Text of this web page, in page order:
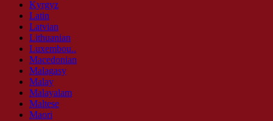
Kyrgyz
Latin
Latvian
Lithuanian
Luxembou..
Macedonian
Malagasy
Malay
Malayalam
Maltese
Maori